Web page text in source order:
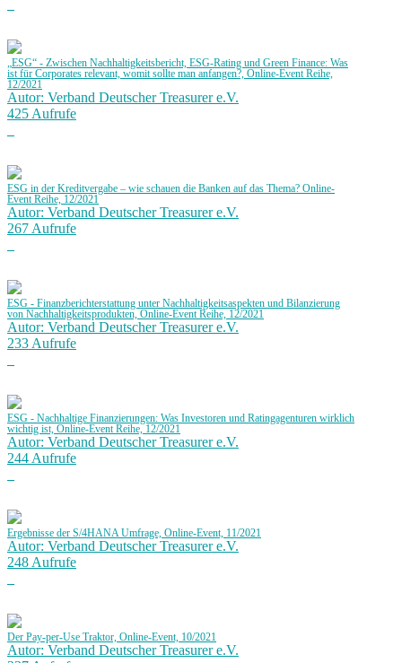
„ESG“ - Zwischen Nachhaltigkeitsbericht, ESG-Rating und Green Finance: Was
ist für Corporates relevant, womit sollte man anfangen?, Online-Event Reihe,
12/2021
Autor: Verband Deutscher Treasurer e.V.
425 Aufrufe
ESG in der Kreditvergabe – wie schauen die Banken auf das Thema? Online-
Event Reihe, 12/2021
Autor: Verband Deutscher Treasurer e.V.
267 Aufrufe
ESG - Finanzberichterstattung unter Nachhaltigkeitsaspekten und Bilanzierung
von Nachhaltigkeitsprodukten, Online-Event Reihe, 12/2021
Autor: Verband Deutscher Treasurer e.V.
233 Aufrufe
ESG - Nachhaltige Finanzierungen: Was Investoren und Ratingagenturen wirklich
wichtig ist, Online-Event Reihe, 12/2021
Autor: Verband Deutscher Treasurer e.V.
244 Aufrufe
Ergebnisse der S/4HANA Umfrage, Online-Event, 11/2021
Autor: Verband Deutscher Treasurer e.V.
248 Aufrufe
Der Pay-per-Use Traktor, Online-Event, 10/2021
Autor: Verband Deutscher Treasurer e.V.